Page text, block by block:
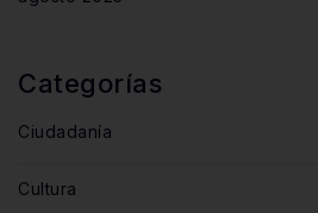
Categorías
Ciudadanía
Cultura